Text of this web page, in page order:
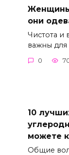
Женщины
они
Чистота
важны для
0
10
можете
Общие